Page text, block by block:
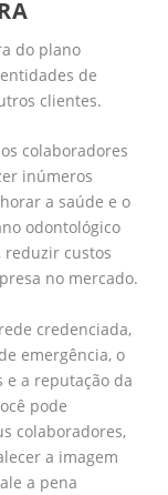
do plano
de
clientes.
colaboradores
inúmeros
a saúde e o
odontológico
reduzir custos
no mercado.
credenciada,
emergência, o
e a reputação da
pode
colaboradores,
a imagem
a pena